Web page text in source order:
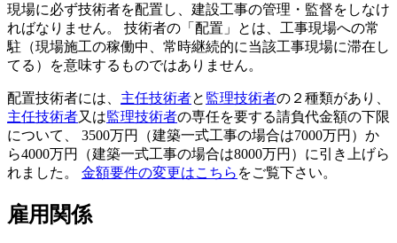
現場に必ず技術者を配置し、建設工事の管理・監督をしなけ
ればなりません。 技術者の「配置」とは、工事現場への常
駐（現場施工の稼働中、常時継続的に当該工事現場に滞在し
てる）を意味するものではありません。
配置技術者には、 主任技術者と 監理技術者の２種類があり、
主任技術者又は監理技術者の専任を要する請負代金額の下限
について、 3500万円（建築一式工事の場合は7000万円）か
ら4000万円（建築一式工事の場合は8000万円）に引き上げら
れました。 金額要件の変更はこちら をご覧下さい。
雇用関係